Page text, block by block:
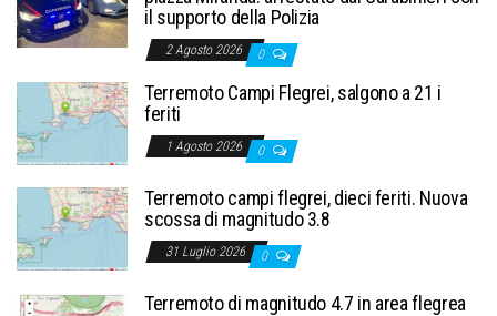
il supporto della Polizia
2 Agosto 2026 0
Terremoto Campi Flegrei, salgono a 21 i
feriti
1 Agosto 2026 0
Terremoto campi flegrei, dieci feriti. Nuova
scossa di magnitudo 3.8
31 Luglio 2026 0
Terremoto di magnitudo 4.7 in area flegrea